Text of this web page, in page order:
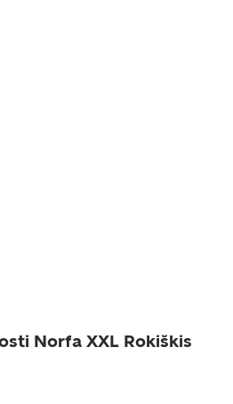
Norfa XXL Rokiškis